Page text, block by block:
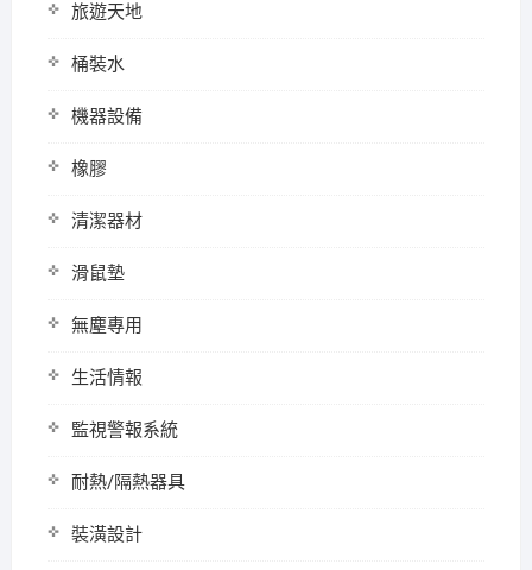
旅遊天地
桶裝水
機器設備
橡膠
清潔器材
滑鼠墊
無塵專用
生活情報
監視警報系統
耐熱/隔熱器具
裝潢設計